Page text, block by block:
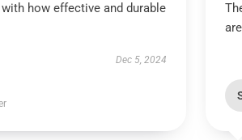
with how effective and durable
Dec 5, 2024